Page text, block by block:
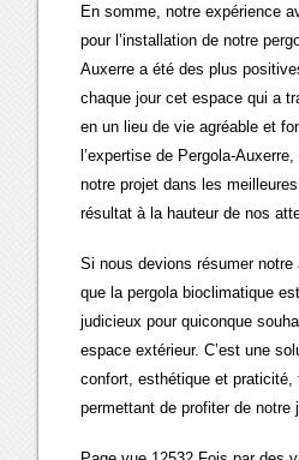
En somme, notre expérience
pour l’installation de notre
Auxerre a été des plus
chaque jour cet espace qui a
en un lieu de vie agréable et
l’expertise de Pergola-
notre projet dans les
résultat à la hauteur de nos
Si nous devions résumer notre
que la pergola bioclimatique
judicieux pour quiconque
espace extérieur. C’est une
confort, esthétique et praticité,
permettant de profiter de notre